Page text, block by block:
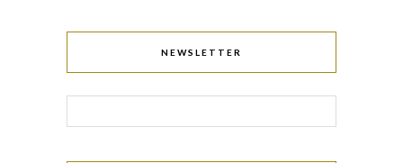
NEWSLETTER